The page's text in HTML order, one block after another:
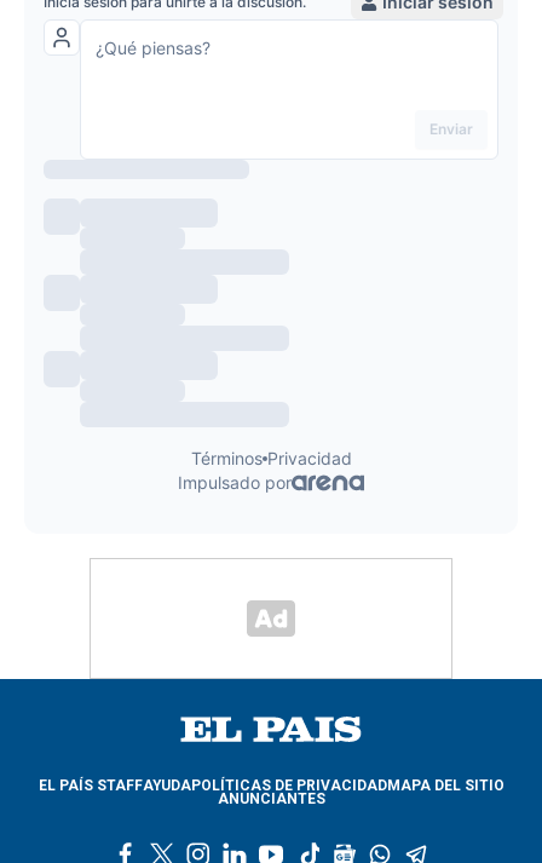
EL PAÍS STAFFAYUDAPOLÍTICAS DE PRIVACIDADMAPA DEL SITIO
ANUNCIANTES
l
y
t
g
w